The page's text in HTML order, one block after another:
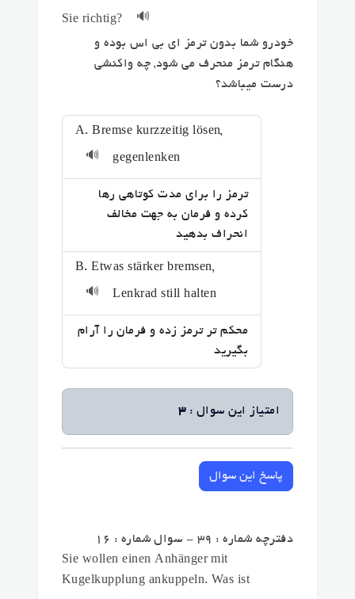
Sie richtig?
🔊
خودرو شما بدون ترمز ای بی اس بوده و
هنگام ترمز منحرف می شود, چه واکنشی
درست میباشد؟
A. Bremse kurzzeitig lösen,
gegenlenken
🔊
ترمز را برای مدت کوتاهی رها
کرده و فرمان به جهت مخالف
انحراف بدهید
B. Etwas stärker bremsen,
Lenkrad still halten
🔊
محکم تر ترمز زده و فرمان را آرام
بگیرید
امتیاز این سوال :3
پاسخ این سوال
دفترچه شماره : 39 - سوال شماره : 16
Sie wollen einen Anhänger mit
Kugelkupplung ankuppeln. Was ist